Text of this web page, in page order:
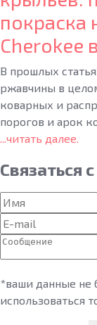
покраска
Cherokee
В прошлых
ржавчины в
коварных и
порогов и арок
...читать далее.
Связаться
*ваши данные не
использоваться